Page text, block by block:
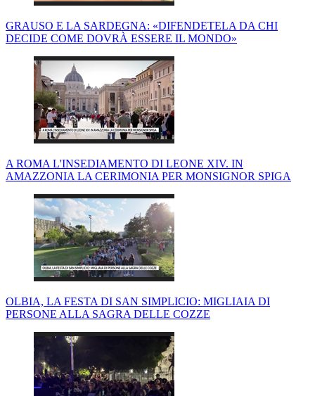
GRAUSO E LA SARDEGNA: «DIFENDETELA DA CHI
DECIDE COME DOVRÀ ESSERE IL MONDO»
A ROMA L'INSEDIAMENTO DI LEONE XIV. IN
AMAZZONIA LA CERIMONIA PER MONSIGNOR SPIGA
OLBIA, LA FESTA DI SAN SIMPLICIO: MIGLIAIA DI
PERSONE ALLA SAGRA DELLE COZZE